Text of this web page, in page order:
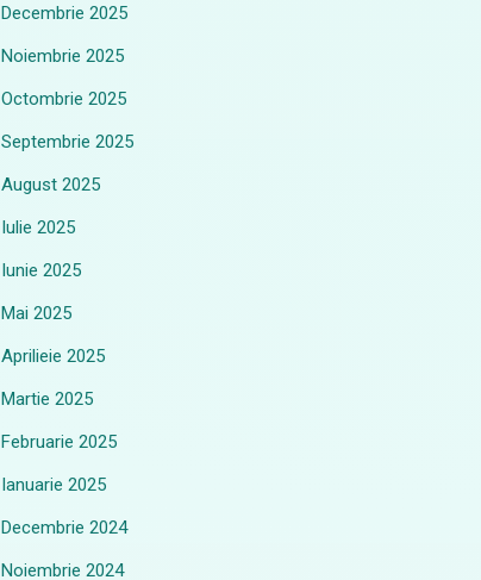
Decembrie 2025
Noiembrie 2025
Octombrie 2025
Septembrie 2025
August 2025
Iulie 2025
Iunie 2025
Mai 2025
Aprilieie 2025
Martie 2025
Februarie 2025
Ianuarie 2025
Decembrie 2024
Noiembrie 2024